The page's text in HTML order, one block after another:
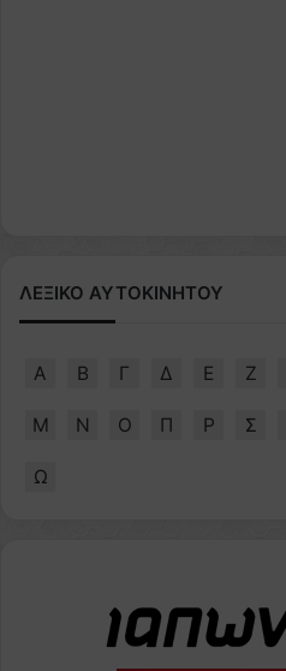
ΛΕΞΙΚΟ ΑΥΤΟΚΙΝΗΤΟΥ
Α Β Γ Δ Ε Ζ
Μ Ν Ο Π Ρ Σ
Ω